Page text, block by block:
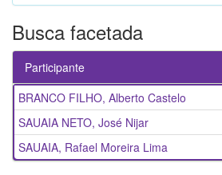
Busca facetada
Participante
BRANCO FILHO, Alberto Castelo
SAUAIA NETO, José Nijar
SAUAIA, Rafael Moreira Lima